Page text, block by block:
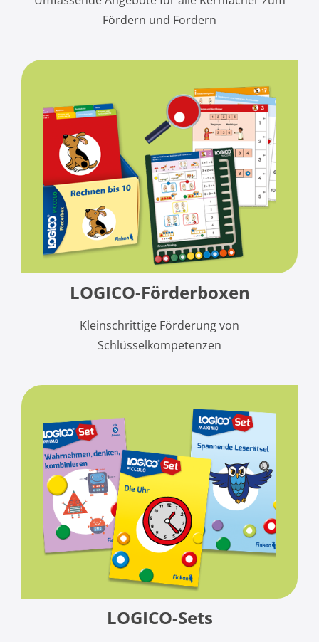
Fördern und Fordern
LOGICO-Förderboxen
Kleinschrittige Förderung von
Schlüsselkompetenzen
LOGICO-Sets